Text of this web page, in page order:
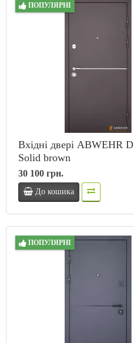
ПОПУЛЯРНІ
Вхідні двері ABWEHR
Solid brown
30 100 грн.
До кошика
ПОПУЛЯРНІ